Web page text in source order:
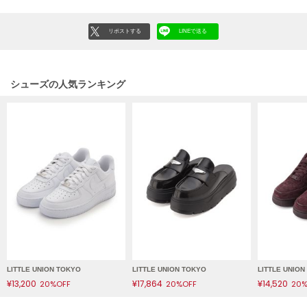
FILA
フィラ
FURFUR
ファーファー
リポストする LINEで送る
シューズの人気ランキング
LITTLE UNION TOKYO
¥13,200 20%OFF
LITTLE UNION TOKYO
¥17,864 20%OFF
LITTLE
¥14,520